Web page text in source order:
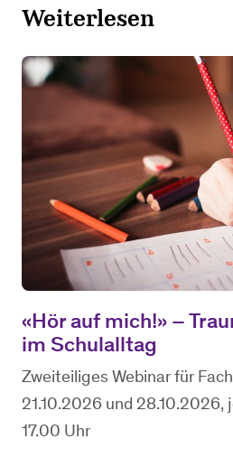
Weiterlesen
«Hör auf mich!» –
im Schulalltag
Zweiteiliges Webinar für
21.10.2026 und 28.10.2026,
17.00 Uhr